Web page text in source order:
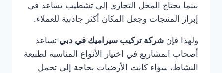
بينما يحتاج المحل التجاري إلى تشطيب يساعد في
إبراز المنتجات وجعل المكان أكثر جاذبية للعملاء.
ولهذا فإن شركة تركيب سيراميك في دبي تساعد
أصحاب المشاريع في اختيار الأنواع المناسبة لطبيعة
النشاط، سواء كانت الأرضيات بحاجة إلى تحمل